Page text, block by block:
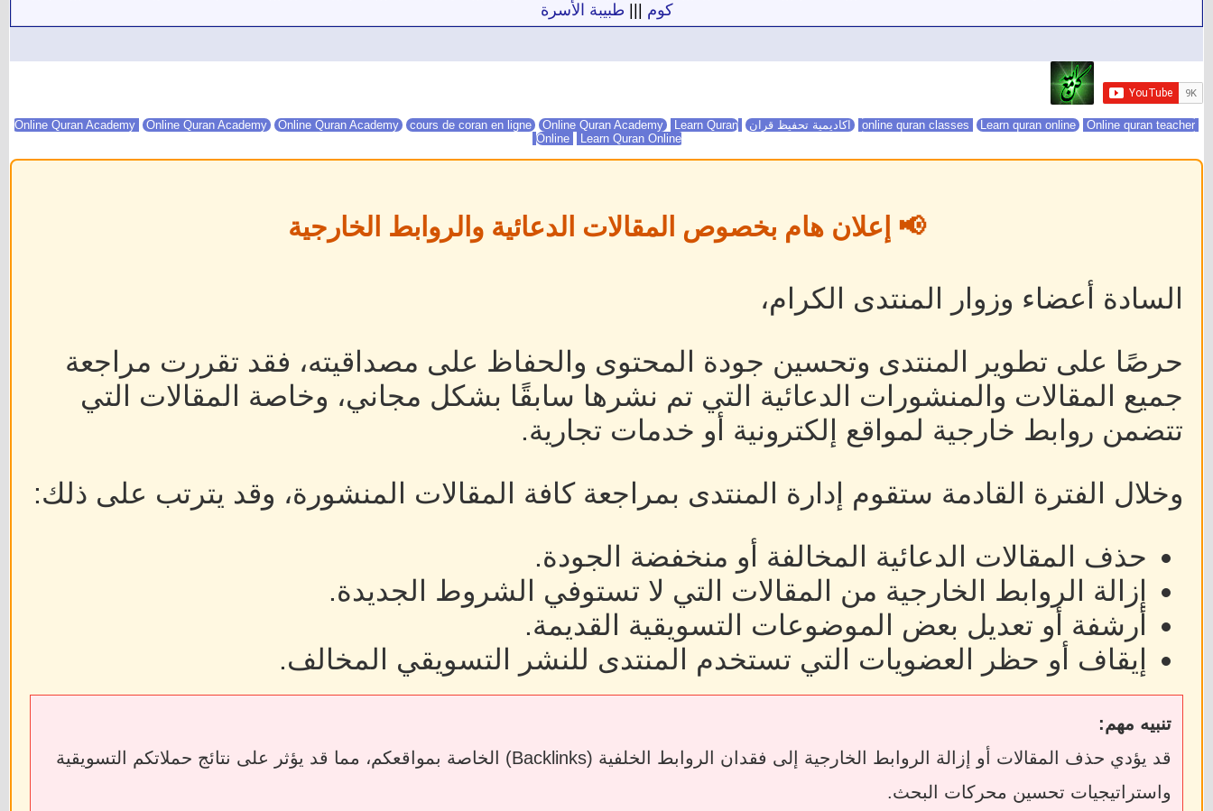
كوم
طبيبة الأسرة
Learn quran online Online quran teacher اكاديمية تحفيظ قران Online Quran Academy Online Quran Academy cours de coran en ligne Online Quran Academy
Learn Quran
Online
Learn Quran Online
📢 إعلان هام بخصوص المقالات الدعائية والروابط الخارجية
السادة أعضاء وزوار المنتدى الكرام،
حرصًا على تطوير المنتدى وتحسين جودة المحتوى والحفاظ على مصداقيته، فقد تقررت مراجعة
جميع المقالات والمنشورات الدعائية التي تم نشرها سابقًا بشكل مجاني، وخاصة المقالات التي
تتضمن روابط خارجية لمواقع إلكترونية أو خدمات تجارية.
وخلال الفترة القادمة ستقوم إدارة المنتدى بمراجعة كافة المقالات المنشورة، وقد يترتب على ذلك:
حذف المقالات الدعائية المخالفة أو منخفضة الجودة.
إزالة الروابط الخارجية من المقالات التي لا تستوفي الشروط الجديدة.
أرشفة أو تعديل بعض الموضوعات التسويقية القديمة.
إيقاف أو حظر العضويات التي تستخدم المنتدى للنشر التسويقي المخالف.
تنبيه مهم:
قد يؤدي حذف المقالات أو إزالة الروابط الخارجية إلى فقدان الروابط الخلفية (Backlinks) الخاصة بمواقعكم، مما قد يؤثر على نتائج حملاتكم التسويقية
واستراتيجيات تحسين محركات البحث.